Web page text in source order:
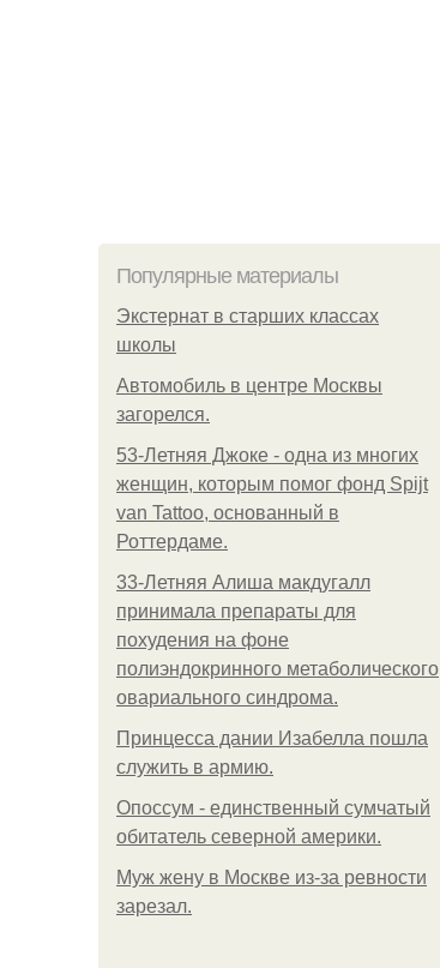
Популярные материалы
Экстернат в старших классах
школы
Автомобиль в центре Москвы
загорелся.
53-Летняя Джоке - одна из многих
женщин, которым помог фонд Spijt
van Tattoo, основанный в
Роттердаме.
33-Летняя Алиша макдугалл
принимала препараты для
похудения на фоне
полиэндокринного метаболического
овариального синдрома.
Принцесса дании Изабелла пошла
служить в армию.
Опоссум - единственный сумчатый
обитатель северной америки.
Mуж жену в Москве из-за ревности
зарезал.